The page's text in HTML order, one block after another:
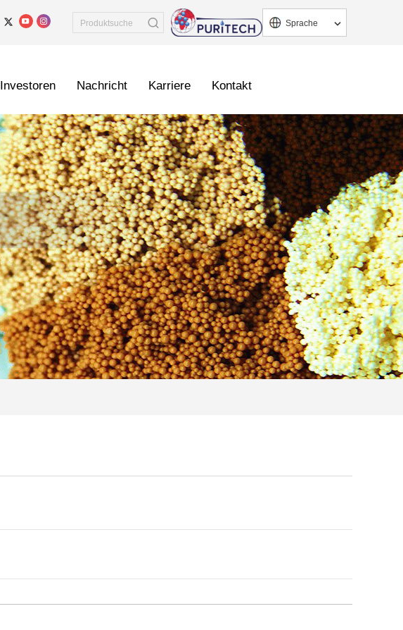
Sprache
Investoren Nachricht Karriere Kontakt